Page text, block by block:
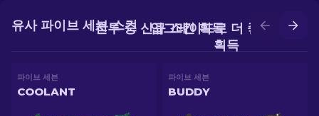
업그레이드로 더 좋은 스킨
획득
전투 중 신규 스킨 획득
유사 파이브 세븐 스킨
파이브 세븐
COOLANT
파이브 세븐
BUDDY